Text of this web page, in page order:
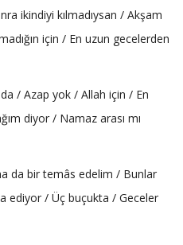
ikindiyi kılmadıysan / Akşam
için / En uzun gecelerden
/ Azap yok / Allah için / En
diyor / Namaz arası mı
da bir temâs edelim / Bunlar
ediyor / Üç buçukta / Geceler